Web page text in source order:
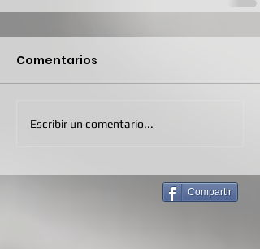
Comentarios
Escribir un comentario...
Compartir